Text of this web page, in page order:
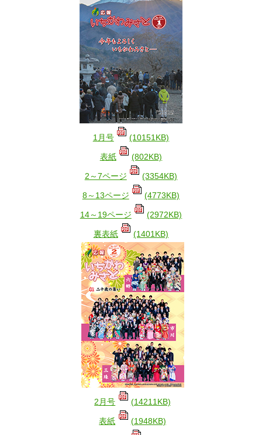
1月号 (10151KB)
表紙 (802KB)
2～7ページ (3354KB)
8～13ページ (4773KB)
14～19ページ (2972KB)
裏表紙 (1401KB)
2月号 (14211KB)
表紙 (1948KB)